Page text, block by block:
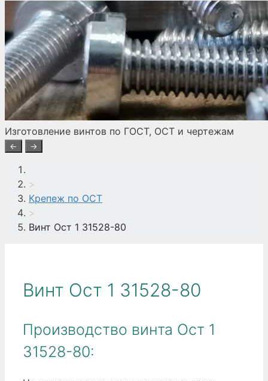
Изготовление винтов по ГОСТ, ОСТ и чертежам
← →
>
Крепеж по ОСТ
>
Винт Ост 1 31528-80
Винт Ост 1 31528-80
Производство винта Ост 1
31528-80: